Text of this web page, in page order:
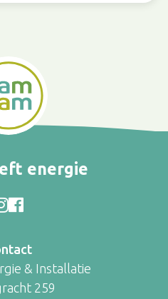
energie
& Installatie
259